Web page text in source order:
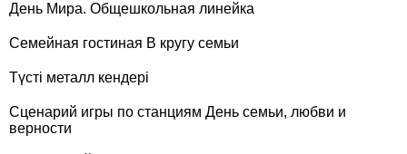
День Мира. Общешкольная линейка
Семейная гостиная В кругу семьи
Түсті металл кендері
Сценарий игры по станциям День семьи, любви и
верности